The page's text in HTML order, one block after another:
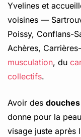
Yvelines et
voisines —
Poissy, Conflans-
Achères,
musculation, du
collectifs.
Avoir des
donne pour la
visage juste après